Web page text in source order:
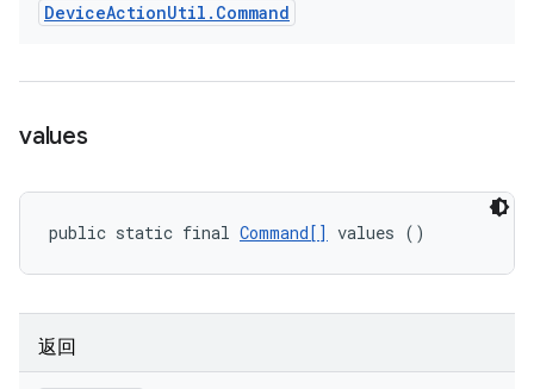
DeviceActionUtil . Command
values
public static final Command[] values ()
返回